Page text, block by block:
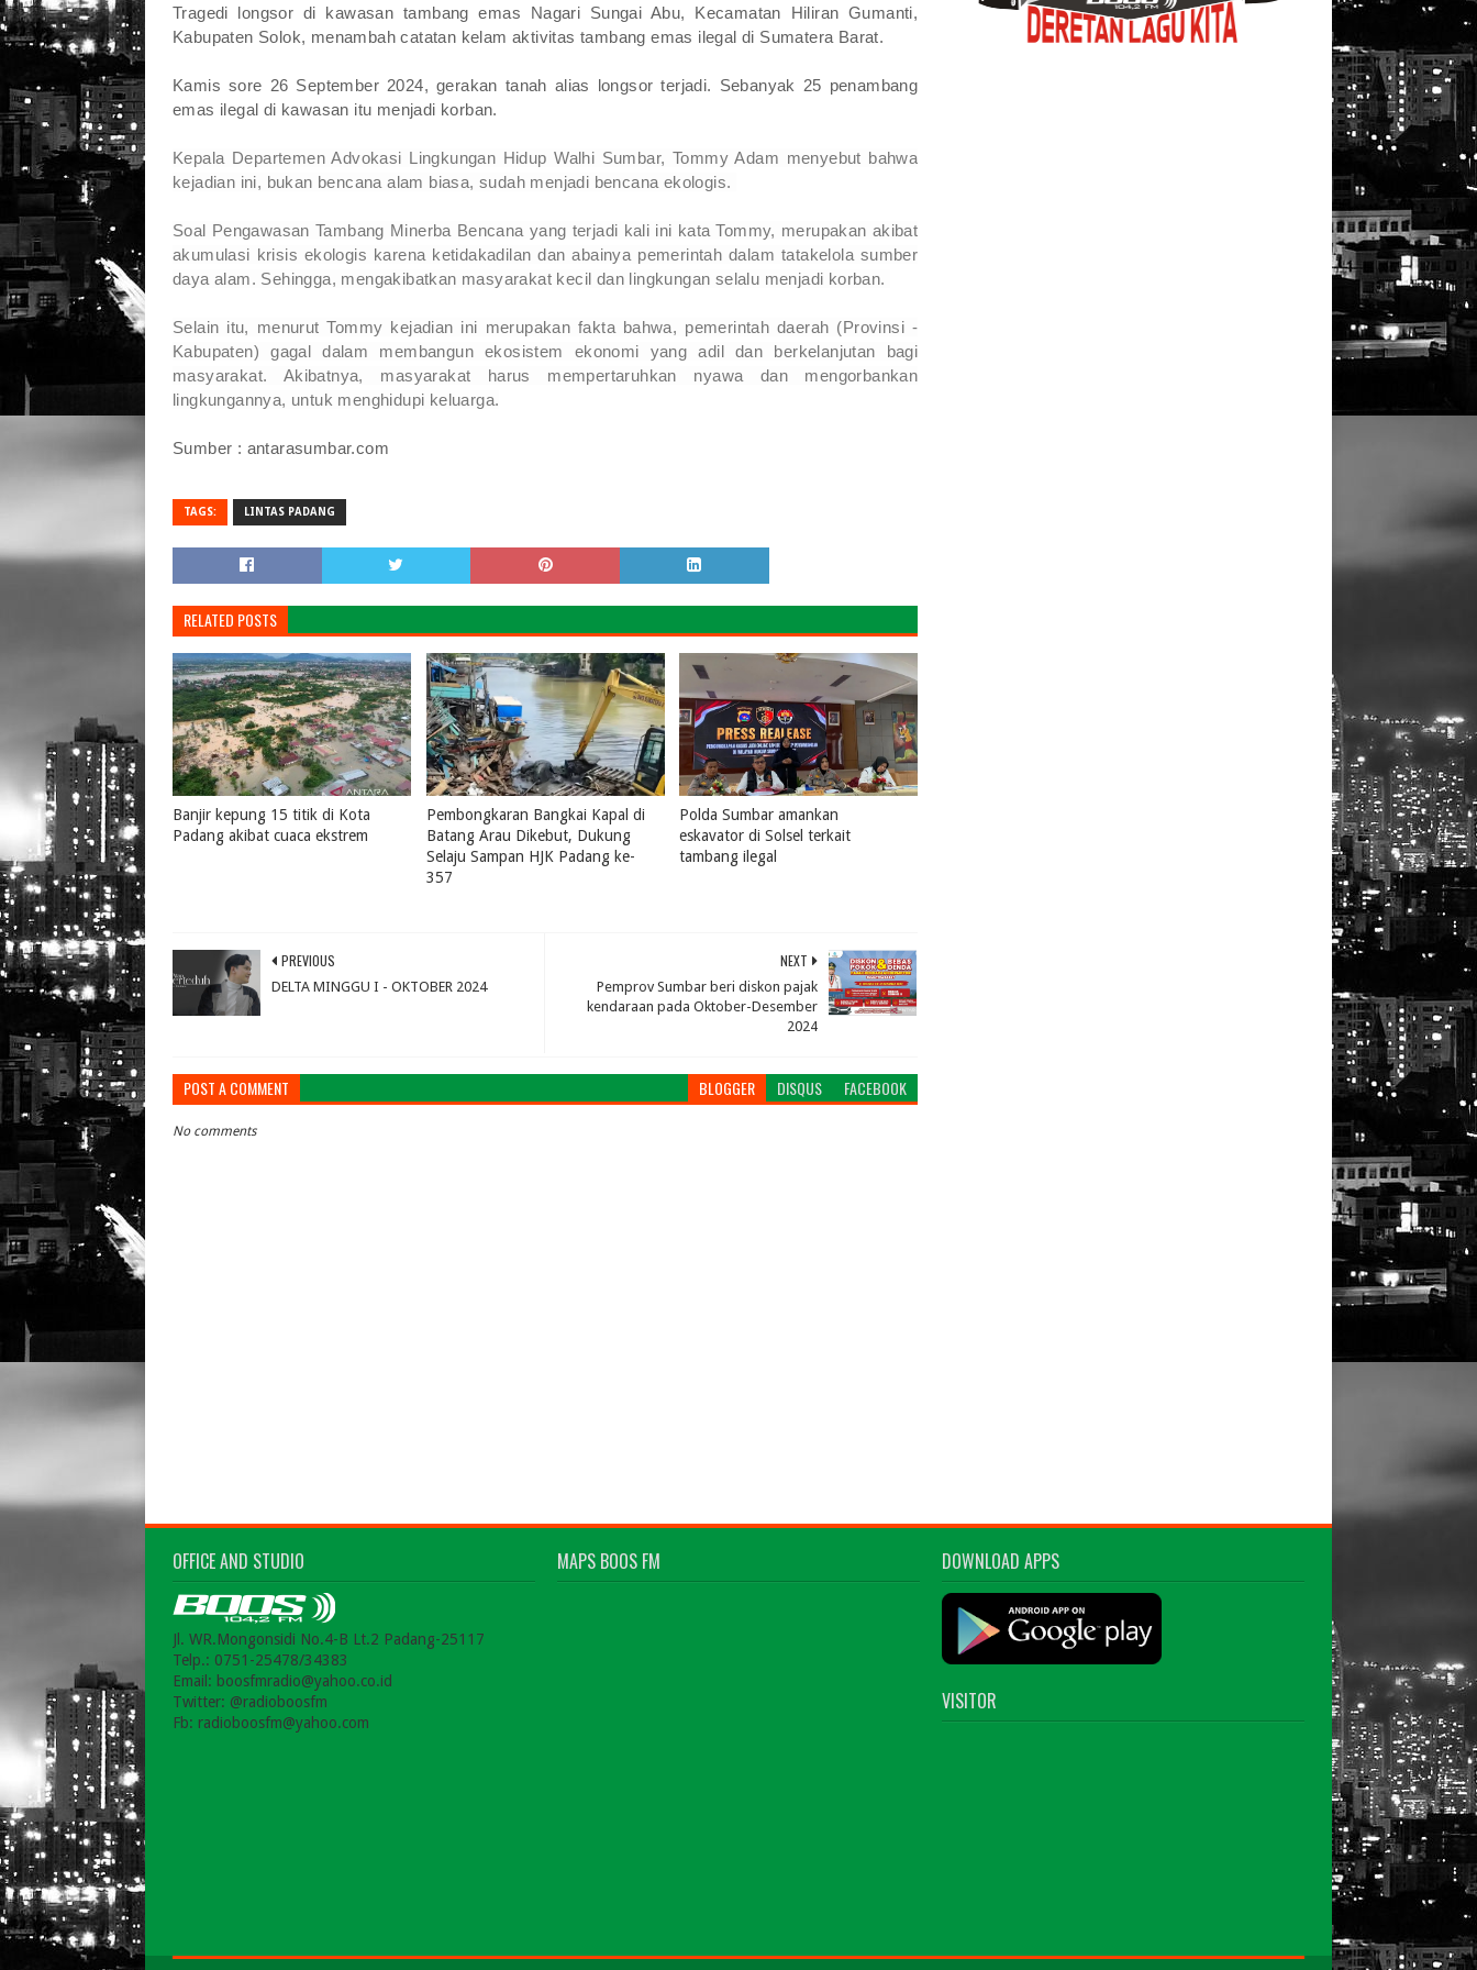
Tragedi longsor di kawasan tambang emas Nagari Sungai Abu, Kecamatan Hiliran Gumanti,
Kabupaten Solok, menambah catatan kelam aktivitas tambang emas ilegal di Sumatera Barat.
Kamis sore 26 September 2024, gerakan tanah alias longsor terjadi. Sebanyak 25 penambang
emas ilegal di kawasan itu menjadi korban.
Kepala Departemen Advokasi Lingkungan Hidup Walhi Sumbar, Tommy Adam menyebut bahwa
kejadian ini, bukan bencana alam biasa, sudah menjadi bencana ekologis.
Soal Pengawasan Tambang Minerba Bencana yang terjadi kali ini kata Tommy, merupakan akibat
akumulasi krisis ekologis karena ketidakadilan dan abainya pemerintah dalam tatakelola sumber
daya alam. Sehingga, mengakibatkan masyarakat kecil dan lingkungan selalu menjadi korban.
Selain itu, menurut Tommy kejadian ini merupakan fakta bahwa, pemerintah daerah (Provinsi -
Kabupaten) gagal dalam membangun ekosistem ekonomi yang adil dan berkelanjutan bagi
masyarakat. Akibatnya, masyarakat harus mempertaruhkan nyawa dan mengorbankan
lingkungannya, untuk menghidupi keluarga.
Sumber : antarasumbar.com
TAGS: LINTAS PADANG
RELATED POSTS
Banjir kepung 15 titik di Kota
Padang akibat cuaca ekstrem
Pembongkaran Bangkai Kapal di
Batang Arau Dikebut, Dukung
Selaju Sampan HJK Padang ke-
357
Polda Sumbar amankan
eskavator di Solsel terkait
tambang ilegal
NEXT
Pemprov Sumbar beri diskon pajak
kendaraan pada Oktober-Desember
2024
PREVIOUS
DELTA MINGGU I - OKTOBER 2024
POST A COMMENT BLOGGER DISQUS FACEBOOK
No comments
OFFICE AND STUDIO
Jl. WR.Mongonsidi No.4-B Lt.2 Padang-25117
Telp.: 0751-25478/34383
Email: boosfmradio@yahoo.co.id
Twitter: @radioboosfm
Fb: radioboosfm@yahoo.com
MAPS BOOS FM DOWNLOAD APPS
VISITOR